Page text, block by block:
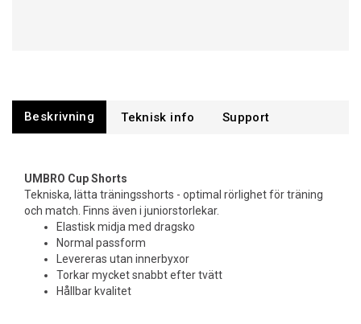
Beskrivning Support
UMBRO Cup Shorts
Tekniska, lätta träningsshorts - optimal rörlighet för träning
och match. Finns även i juniorstorlekar.
Elastisk midja med dragsko
Normal passform
Levereras utan innerbyxor
Torkar mycket snabbt efter tvätt
Hållbar kvalitet